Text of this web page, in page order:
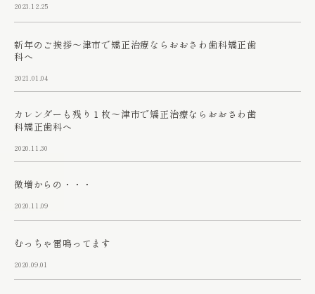
2023.12.25
新年のご挨拶～津市で矯正治療ならおおさわ歯科矯正歯
科へ
2021.01.04
カレンダーも残り１枚～津市で矯正治療ならおおさわ歯
科矯正歯科へ
2020.11.30
微増からの・・・
2020.11.09
むっちゃ雷鳴ってます
2020.09.01